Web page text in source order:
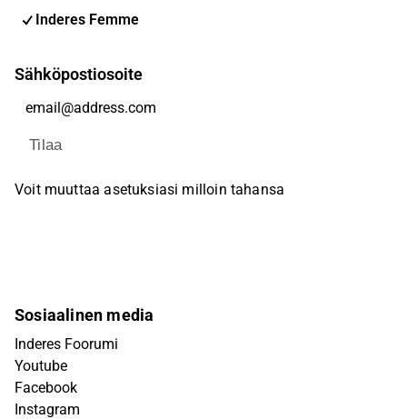
Inderes Femme
Sähköpostiosoite
Tilaa
Voit muuttaa asetuksiasi milloin tahansa
Sosiaalinen media
Inderes Foorumi
Youtube
Facebook
Instagram